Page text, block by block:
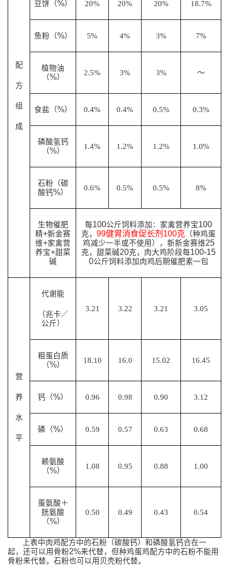
配
方
组
成
豆饼（%） 20% 20% 20% 18.7%
鱼粉（%） 5% 4% 3% 7%
植物油
（%）
2.5% 3% 3% ～
食盐（%） 0.4% 0.4% 0.5% 0.3%
磷酸氢钙
（%）
1.4% 1.2% 1.2% 1.0%
石粉（碳
酸钙%）
0.6% 0.5% 0.5% 8%
生物催肥
精+新金赛
维+家禽营
养宝+甜菜
碱
每100公斤饲料添加：家禽营养宝100
克， 99健胃消食促长剂 100克 （种鸡蛋
鸡减少一半或不使用），新新金赛维25
克，甜菜碱20克，肉大鸡阶段每100-15
0公斤饲料添加肉鸡后期催肥素一包
营
养
水
平
代谢能
（兆卡／
公斤）
3.21 3.22 3.21 3.05
粗蛋白质
（%）
18.10 16.0 15.02 16.45
钙（%） 0.96 0.98 0.90 3.12
磷（%） 0.59 0.57 0.63 0.68
赖氨酸
（%）
1.08 0.95 0.88 1.00
蛋氨酸＋
胱氨酸
（%）
0.50 0.49 0.43 0.54
上表中肉鸡配方中的石粉（碳酸钙）和磷酸氢钙合在一
起，还可以用骨粉2%来代替，但种鸡蛋鸡配方中的石粉不能用
骨粉来代替。 石粉也可以用贝壳粉代替。